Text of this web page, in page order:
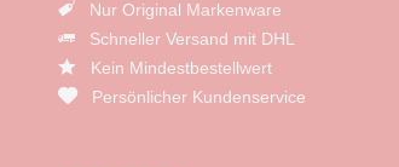
Nur Original Markenware
Schneller Versand mit DHL
Kein Mindestbestellwert
Persönlicher Kundenservice